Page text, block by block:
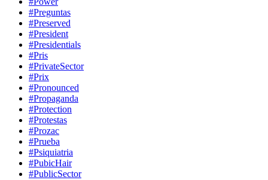
#Preguntas
#Preserved
#President
#Presidentials
#Pris
#PrivateSector
#Prix
#Pronounced
#Propaganda
#Protection
#Protestas
#Prozac
#Prueba
#Psiquiatria
#PubicHair
#PublicSector